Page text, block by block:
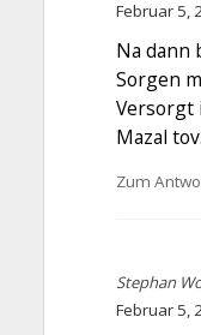
Februar 5,
Na dann
Sorgen
Versorgt
Mazal tov.
Zum
Stephan
Februar 5,